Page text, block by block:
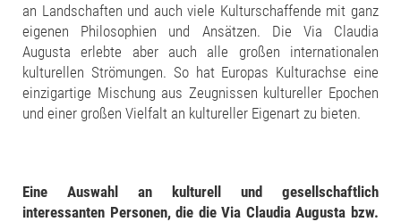
an Landschaften und auch viele Kulturschaffende mit ganz
eigenen Philosophien und Ansätzen. Die Via Claudia
Augusta erlebte aber auch alle großen internationalen
kulturellen Strömungen. So hat Europas Kulturachse eine
einzigartige Mischung aus Zeugnissen kultureller Epochen
und einer großen Vielfalt an kultureller Eigenart zu bieten.
Eine Auswahl an kulturell und gesellschaftlich
interessanten Personen, die die Via Claudia Augusta bzw.